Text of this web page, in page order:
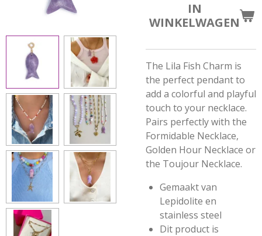
IN
WINKELWAGEN
The Lila Fish Charm is
the perfect pendant to
add a colorful and playful
touch to your necklace.
Pairs perfectly with the
Formidable Necklace,
Golden Hour Necklace or
the Toujour Necklace.
Gemaakt van
Lepidolite en
stainless steel
Dit product is